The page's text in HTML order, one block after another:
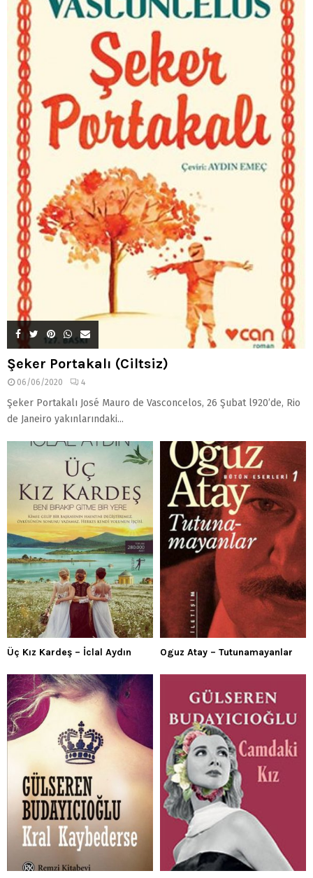
Şeker Portakalı (Ciltsiz)
06/06/2020 4
Şeker Portakalı José Mauro de Vasconcelos, 26 Şubat l920’de, Rio
de Janeiro yakınlarındaki...
Üç Kız Kardeş – İclal Aydın Oguz Atay – Tutunamayanlar